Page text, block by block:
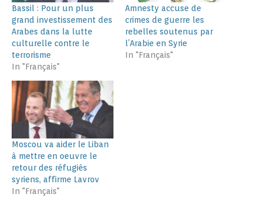
Bassil : Pour un plus
grand investissement des
Arabes dans la lutte
culturelle contre le
terrorisme
In "Français"
Amnesty accuse de
crimes de guerre les
rebelles soutenus par
l’Arabie en Syrie
In "Français"
Moscou va aider le Liban
à mettre en oeuvre le
retour des réfugiés
syriens, affirme Lavrov
In "Français"